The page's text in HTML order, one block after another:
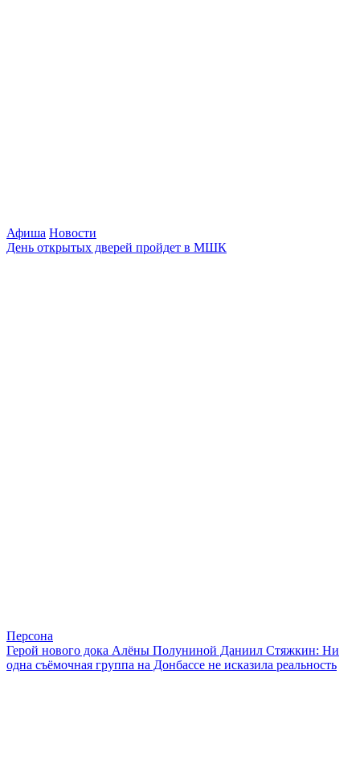
Афиша Новости
День открытых дверей пройдет в МШК
Персона
Герой нового дока Алёны Полуниной Даниил Стяжкин: Ни
одна съёмочная группа на Донбассе не исказила реальность